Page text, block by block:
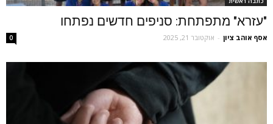
"עזרא" מתפתחת: סניפים חדשים נפתחו
אסף אוהב ציון - אוקטובר 21, 2025 0